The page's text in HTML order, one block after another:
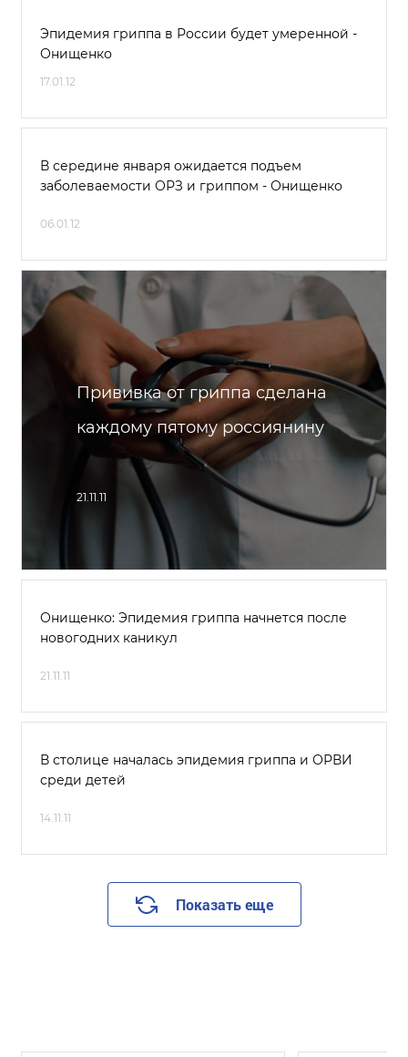
Эпидемия гриппа в России будет умеренной -
Онищенко
17.01.12
В середине января ожидается подъем
заболеваемости ОРЗ и гриппом - Онищенко
06.01.12
Прививка от гриппа сделана
каждому пятому россиянину
21.11.11
Онищенко: Эпидемия гриппа начнется после
новогодних каникул
21.11.11
В столице началась эпидемия гриппа и ОРВИ
среди детей
14.11.11
Показать еще